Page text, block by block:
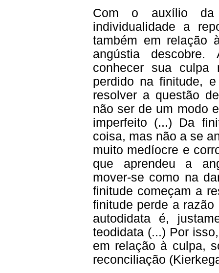
Com o auxílio
individualidade a
também em relação
angústia
conhecer sua culpa
perdido na finitude,
resolver a questão
não ser de um modo
imperfeito (...) Da
coisa, mas não a se
muito medíocre e
que aprendeu a
mover-se como na
finitude começam a
finitude perde a
autodidata é,
teodidata (...) Por
em relação à culpa,
reconciliação